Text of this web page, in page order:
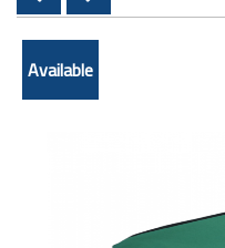
Available